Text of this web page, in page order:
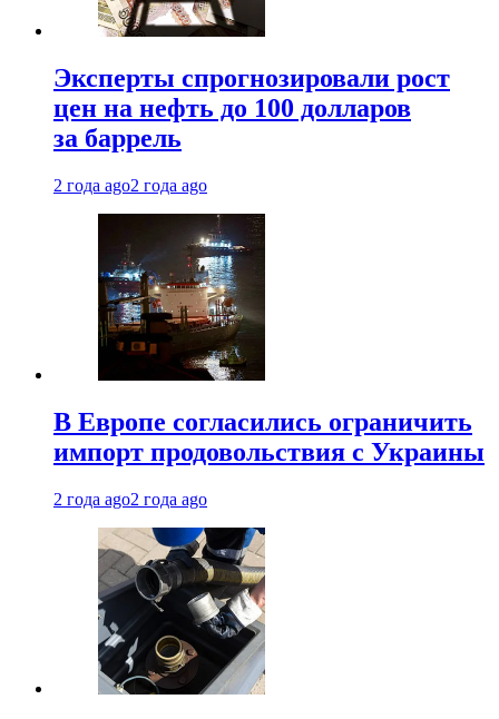
Эксперты спрогнозировали рост
цен на нефть до 100 долларов
за баррель
2 года ago2 года ago
В Европе согласились ограничить
импорт продовольствия с Украины
2 года ago2 года ago